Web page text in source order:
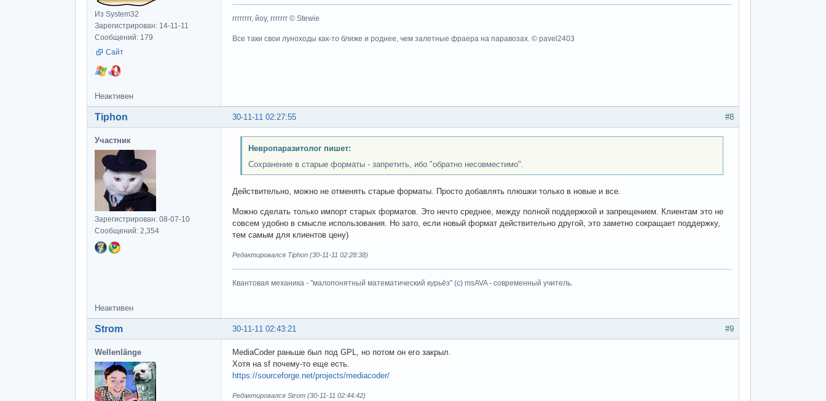
Из System32
Зарегистрирован: 14-11-11
Сообщений: 179
Сайт
гггггггг, йоу, ггггггг © Stewie
Все таки свои луноходы как-то ближе и роднее, чем залетные фраера на паравозах. © pavel2403
Неактивен
#8
30-11-11 02:27:55
Tiphon
Участник
Зарегистрирован: 08-07-10
Сообщений: 2,354
Невропаразитолог пишет:
Сохранение в старые форматы - запретить, ибо "обратно несовместимо".
Действительно, можно не отменять старые форматы. Просто добавлять плюшки только в новые и все.
Можно сделать только импорт старых форматов. Это нечто среднее, между полной поддержкой и запрещением. Клиентам это не
совсем удобно в смысле использования. Но зато, если новый формат действительно другой, это заметно сокращает поддержку,
тем самым для клиентов цену)
Редактировался Tiphon (30-11-11 02:28:38)
Квантовая механика - "малопонятный математический курьёз" (с) msAVA - современный учитель.
Неактивен
#9
30-11-11 02:43:21
Strom
Wellenlänge
MediaCoder раньше был под GPL, но потом он его закрыл.
Хотя на sf почему-то еще есть.
https://sourceforge.net/projects/mediacoder/
Редактировался Strom (30-11-11 02:44:42)